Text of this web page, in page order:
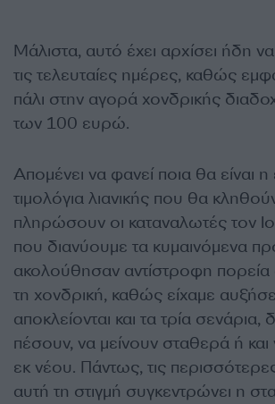
Μάλιστα, αυτό έχει αρχίσει ήδη να
τις τελευταίες ημέρες, καθώς
πάλι στην αγορά χονδρικής
των 100 ευρώ.
Απομένει να φανεί ποια θα είναι
τιμολόγια λιανικής που θα
πληρώσουν οι καταναλωτές τον
που διανύουμε τα κυμαινόμενα
ακολούθησαν αντίστροφη
τη χονδρική, καθώς είχαμε
αποκλείονται και τα τρία
πέσουν, να μείνουν σταθερά ή
εκ νέου. Πάντως, τις
αυτή τη στιγμή συγκεντρώνει η